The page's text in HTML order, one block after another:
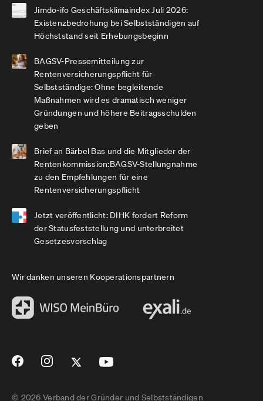
Jimdo-ifo Geschäftsklimaindex Juli 2026:
Existenzbedrohung bei Selbstständigen auf
Höchststand seit Erhebungsbeginn
BAGSV-Pressemitteilung zur
Rentenversicherungspflicht für
Selbstständige: Ohne begleitende
Maßnahmen wird es dramatisch weniger
Gründungen und höhere Beitragsschulden
geben
Brief an Bärbel Bas und die Mitglieder der
Rentenkommission:BAGSV-Stellungnahme
zu den Empfehlungen für eine
Rentenversicherungspflicht
Jetzt veröffentlicht: DIHK fordert Reform
der Statusfeststellung und unterbreitet
Gesetzesvorschlag
Wir danken unseren Kooperationspartnern
© 2026 Verband der Gründer und Selbstständigen